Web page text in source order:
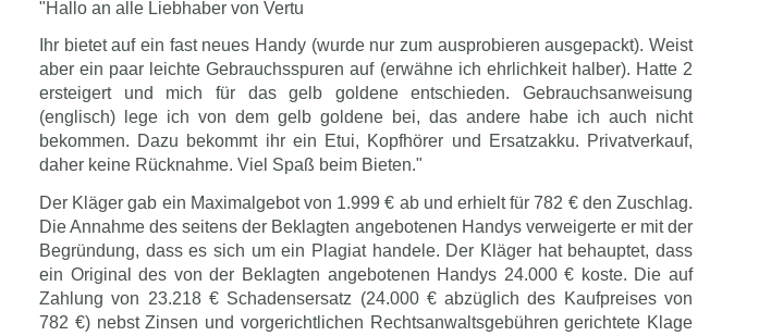
"Hallo an alle Liebhaber von Vertu
Ihr bietet auf ein fast neues Handy (wurde nur zum ausprobieren ausgepackt). Weist
aber ein paar leichte Gebrauchsspuren auf (erwähne ich ehrlichkeit halber). Hatte 2
ersteigert und mich für das gelb goldene entschieden. Gebrauchsanweisung
(englisch) lege ich von dem gelb goldene bei, das andere habe ich auch nicht
bekommen. Dazu bekommt ihr ein Etui, Kopfhörer und Ersatzakku. Privatverkauf,
daher keine Rücknahme. Viel Spaß beim Bieten."
Der Kläger gab ein Maximalgebot von 1.999 € ab und erhielt für 782 € den Zuschlag.
Die Annahme des seitens der Beklagten angebotenen Handys verweigerte er mit der
Begründung, dass es sich um ein Plagiat handele. Der Kläger hat behauptet, dass
ein Original des von der Beklagten angebotenen Handys 24.000 € koste. Die auf
Zahlung von 23.218 € Schadensersatz (24.000 € abzüglich des Kaufpreises von
782 €) nebst Zinsen und vorgerichtlichen Rechtsanwaltsgebühren gerichtete Klage